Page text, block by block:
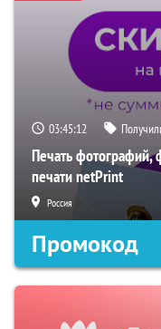
03:45:11
Печать фотографий,
печати netPrint
Россия
Промокод